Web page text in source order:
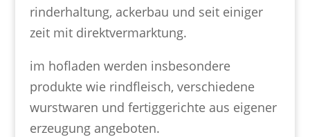
rinderhaltung, ackerbau und seit einiger
zeit mit direktvermarktung.
im hofladen werden insbesondere
produkte wie rindfleisch, verschiedene
wurstwaren und fertiggerichte aus eigener
erzeugung angeboten.